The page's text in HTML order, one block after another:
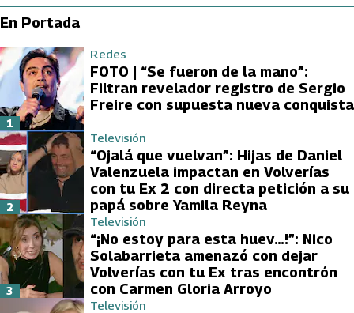
En Portada
Redes
FOTO | “Se fueron de la mano”:
Filtran revelador registro de Sergio
Freire con supuesta nueva conquista
1
Televisión
“Ojalá que vuelvan”: Hijas de Daniel
Valenzuela impactan en Volverías
con tu Ex 2 con directa petición a su
papá sobre Yamila Reyna
2
Televisión
“¡No estoy para esta huev…!”: Nico
Solabarrieta amenazó con dejar
Volverías con tu Ex tras encontrón
con Carmen Gloria Arroyo
3
Televisión